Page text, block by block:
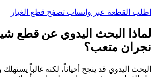
اطلب القطعة عبر واتساب تصفح قطع الغيار
لماذا البحث اليدوي عن قطع
نجران متعب؟
البحث اليدوي قد ينجح أحياناً، لكنه غالباً